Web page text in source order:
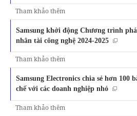
Tham khảo thêm
Samsung khởi động Chương trình
nhân tài công nghệ 2024-2025
Tham khảo thêm
Samsung Electronics chia sẻ hơn 100
chế với các doanh nghiệp nhỏ
Tham khảo thêm